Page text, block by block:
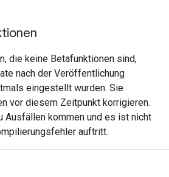
die keine Betafunktionen sind,
nach der Veröffentlichung
eingestellt wurden. Sie
vor diesem Zeitpunkt korrigieren.
Ausfällen kommen und es ist nicht
auftritt.